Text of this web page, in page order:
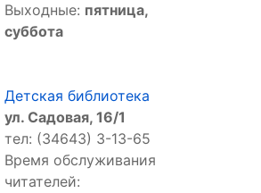
Выходные: пятница,
суббота
Детская библиотека
ул. Садовая, 16/1
тел: (34643) 3-13-65
Время обслуживания
читателей: